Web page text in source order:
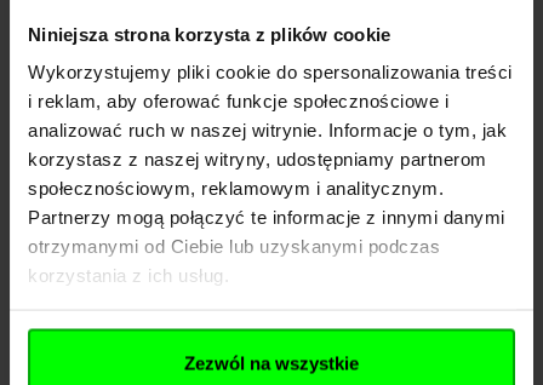
Niniejsza strona korzysta z plików cookie
Wykorzystujemy pliki cookie do spersonalizowania treści
i reklam, aby oferować funkcje społecznościowe i
analizować ruch w naszej witrynie. Informacje o tym, jak
korzystasz z naszej witryny, udostępniamy partnerom
społecznościowym, reklamowym i analitycznym.
Partnerzy mogą połączyć te informacje z innymi danymi
otrzymanymi od Ciebie lub uzyskanymi podczas
korzystania z ich usług.
Zezwól na wszystkie
race i amunicję. „Tradycja w innowacji” jest mottem,
które świetnie charakteryzuje firmę UMAREX. Widać
to zwłaszcza po bliższym kontakcie z produktami
tego niemieckiego producenta. Tak właśnie jest w
przypadku marki NXG.
W latach 70. nie było możliwości skorzystania z
bezpośredniego zakupu replik broni u producenta.
Taki dostęp zapewniały jedynie hurtownie, które nie
były zbyt przychylne jednemu produktowi od
UMAREX. Przyszedł rok 1972 a wraz z nim w
zasugerował zmianę dystrybucji broni z powierzania
jej hurtownikom, na bezpośrednie udostępnienie